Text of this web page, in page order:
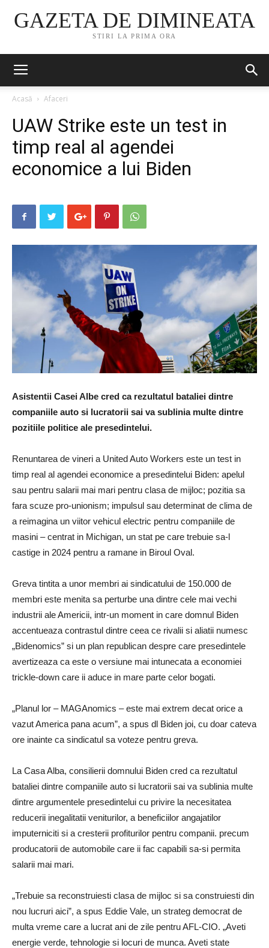
GAZETA DE DIMINEATA
STIRI LA PRIMA ORA
Acasă Afaceri
UAW Strike este un test in
timp real al agendei
economice a lui Biden
Asistentii Casei Albe cred ca rezultatul bataliei dintre
companiile auto si lucratorii sai va sublinia multe dintre
pozitiile politice ale presedintelui.
Renuntarea de vineri a United Auto Workers este un test in
timp real al agendei economice a presedintelui Biden: apelul
sau pentru salarii mai mari pentru clasa de mijloc; pozitia sa
fara scuze pro-unionism; impulsul sau determinat de clima de
a reimagina un viitor vehicul electric pentru companiile de
masini – centrat in Michigan, un stat pe care trebuie sa-l
castige in 2024 pentru a ramane in Biroul Oval.
Greva tintita a unor membri ai sindicatului de 150.000 de
membri este menita sa perturbe una dintre cele mai vechi
industrii ale Americii, intr-un moment in care domnul Biden
accentueaza contrastul dintre ceea ce rivalii si aliatii numesc
„Bidenomics” si un plan republican despre care presedintele
avertizeaza ca este o versiune mai intunecata a economiei
trickle-down care ii aduce in mare parte celor bogati.
„Planul lor – MAGAnomics – este mai extrem decat orice a
vazut America pana acum”, a spus dl Biden joi, cu doar cateva
ore inainte ca sindicatul sa voteze pentru greva.
La Casa Alba, consilierii domnului Biden cred ca rezultatul
bataliei dintre companiile auto si lucratorii sai va sublinia multe
dintre argumentele presedintelui cu privire la necesitatea
reducerii inegalitatii veniturilor, a beneficiilor angajatilor
imputerniciti si a cresterii profiturilor pentru companii. precum
producatorii de automobile care ii fac capabili sa-si permita
salarii mai mari.
„Trebuie sa reconstruiesti clasa de mijloc si sa construiesti din
nou lucruri aici”, a spus Eddie Vale, un strateg democrat de
multa vreme care a lucrat ani de zile pentru AFL-CIO. „Aveti
energie verde, tehnologie si locuri de munca. Aveti state